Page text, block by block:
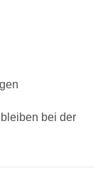
bei der